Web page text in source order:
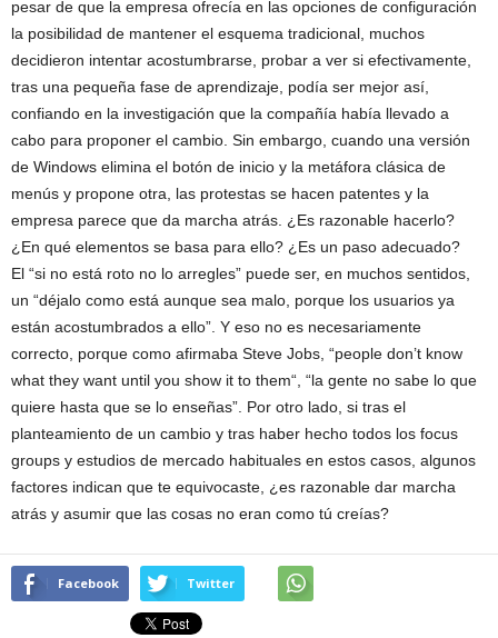
pesar de que la empresa ofrecía en las opciones de configuración
la posibilidad de mantener el esquema tradicional, muchos
decidieron intentar acostumbrarse, probar a ver si efectivamente,
tras una pequeña fase de aprendizaje, podía ser mejor así,
confiando en la investigación que la compañía había llevado a
cabo para proponer el cambio. Sin embargo, cuando una versión
de Windows elimina el botón de inicio y la metáfora clásica de
menús y propone otra, las protestas se hacen patentes y la
empresa parece que da marcha atrás. ¿Es razonable hacerlo?
¿En qué elementos se basa para ello? ¿Es un paso adecuado?
El “si no está roto no lo arregles” puede ser, en muchos sentidos,
un “déjalo como está aunque sea malo, porque los usuarios ya
están acostumbrados a ello”. Y eso no es necesariamente
correcto, porque como afirmaba Steve Jobs, “people don’t know
what they want until you show it to them“, “la gente no sabe lo que
quiere hasta que se lo enseñas”. Por otro lado, si tras el
planteamiento de un cambio y tras haber hecho todos los focus
groups y estudios de mercado habituales en estos casos, algunos
factores indican que te equivocaste, ¿es razonable dar marcha
atrás y asumir que las cosas no eran como tú creías?
Facebook Twitter